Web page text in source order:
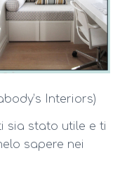
Interiors)
sia stato utile e ti
sapere nei